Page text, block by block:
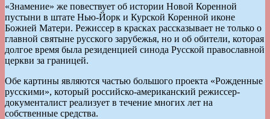
«Знамение» же повествует об истории Новой Коренной
пустыни в штате Нью-Йорк и Курской Коренной иконе
Божией Матери. Режиссер в красках рассказывает не только о
главной святыне русского зарубежья, но и об обители, которая
долгое время была резиденцией синода Русской православной
церкви за границей.
Обе картины являются частью большого проекта «Рожденные
русскими», который российско-американский режиссер-
документалист реализует в течение многих лет на
собственные средства.